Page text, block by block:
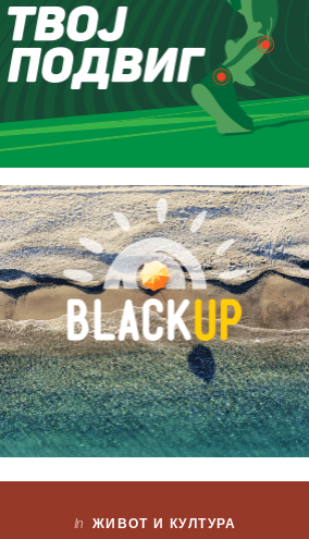
In ЖИВОТ И КУЛТУРА